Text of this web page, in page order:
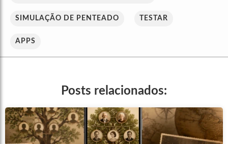
SIMULAÇÃO DE PENTEADO TESTAR
APPS
Posts relacionados: